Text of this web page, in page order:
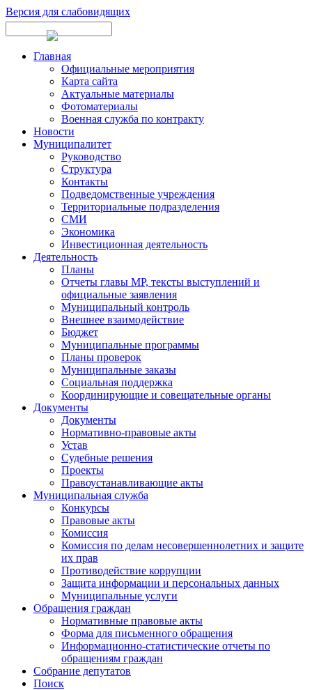
Версия для слабовидящих
Главная
Официальные мероприятия
Карта сайта
Актуальные материалы
Фотоматериалы
Военная служба по контракту
Новости
Муниципалитет
Руководство
Структура
Контакты
Подведомственные учреждения
Территориальные подразделения
СМИ
Экономика
Инвестиционная деятельность
Деятельность
Планы
Отчеты главы МР, тексты выступлений и
официальные заявления
Муниципальный контроль
Внешнее взаимодействие
Бюджет
Муниципальные программы
Планы проверок
Муниципальные заказы
Социальная поддержка
Координирующие и совещательные органы
Документы
Документы
Нормативно-правовые акты
Устав
Судебные решения
Проекты
Правоустанавливающие акты
Муниципальная служба
Конкурсы
Правовые акты
Комиссия
Комиссия по делам несовершеннолетних и защите
их прав
Противодействие коррупции
Защита информации и персональных данных
Муниципальные услуги
Обращения граждан
Нормативные правовые акты
Форма для письменного обращения
Информационно-статистические отчеты по
обращениям граждан
Собрание депутатов
Поиск